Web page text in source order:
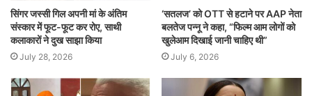
सिंगर जस्सी गिल अपनी मां के अंतिम
संस्कार में फूट-फूट कर रोए, साथी
कलाकारों ने दुख साझा किया
July 28, 2026
‘सतलज’ को OTT से हटाने पर AAP नेता
बलतेज पन्नू ने कहा, “फिल्म आम लोगों को
खुलेआम दिखाई जानी चाहिए थी”
July 6, 2026